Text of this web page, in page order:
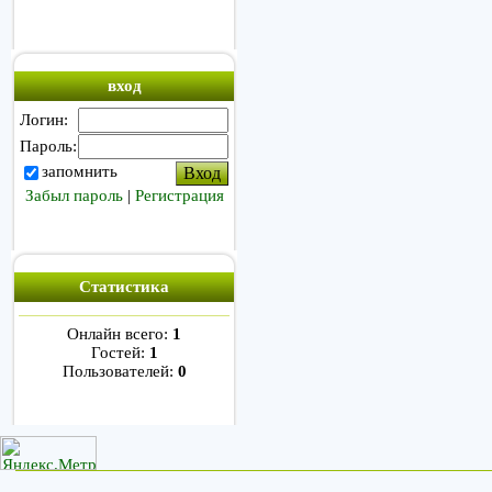
вход
Логин:
Пароль:
запомнить
Забыл пароль| Регистрация
Статистика
Онлайн всего: 1
Гостей: 1
Пользователей: 0